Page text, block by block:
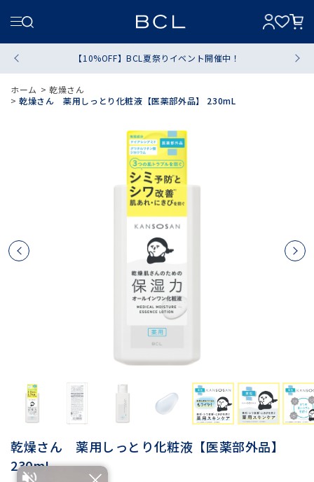
【10%OFF】BCL夏祭りイベント開催中！
ホーム >乾燥さん
>乾燥さん 薬用しっとり化粧液【医薬部外品】 230mL
乾燥さん 薬用しっとり化粧液【医薬部外品】
230mL